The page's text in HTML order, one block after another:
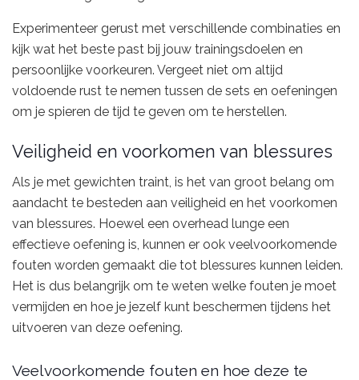
Experimenteer gerust met verschillende combinaties en
kijk wat het beste past bij jouw trainingsdoelen en
persoonlijke voorkeuren. Vergeet niet om altijd
voldoende rust te nemen tussen de sets en oefeningen
om je spieren de tijd te geven om te herstellen.
Veiligheid en voorkomen van blessures
Als je met gewichten traint, is het van groot belang om
aandacht te besteden aan veiligheid en het voorkomen
van blessures. Hoewel een overhead lunge een
effectieve oefening is, kunnen er ook veelvoorkomende
fouten worden gemaakt die tot blessures kunnen leiden.
Het is dus belangrijk om te weten welke fouten je moet
vermijden en hoe je jezelf kunt beschermen tijdens het
uitvoeren van deze oefening.
Veelvoorkomende fouten en hoe deze te